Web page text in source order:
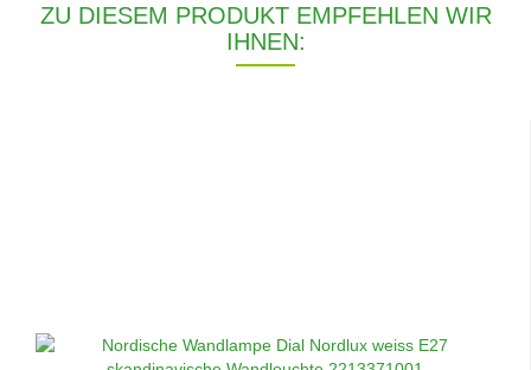
ZU DIESEM PRODUKT EMPFEHLEN WIR
IHNEN: